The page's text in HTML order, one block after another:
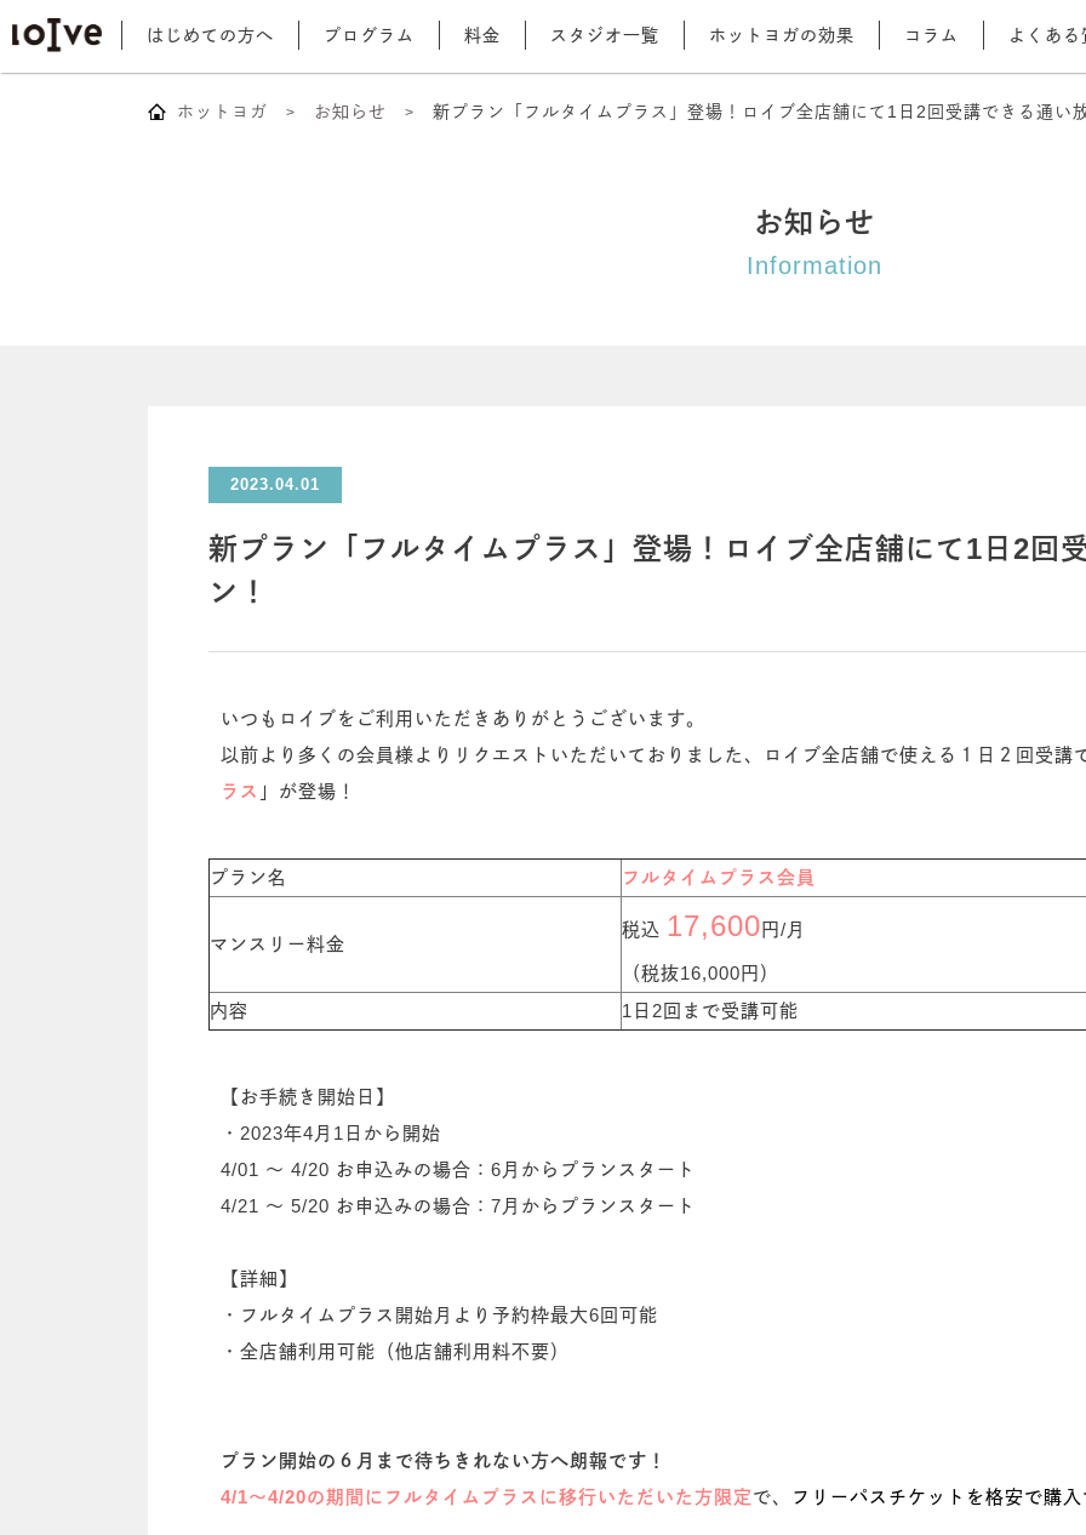
はじめての方へ プログラム 料金 スタジオ一覧 ホットヨガの効果 コラム よくある
ホットヨガ お知らせ 新プラン「フルタイムプラス」登場！ロイブ全店舗にて1日2回受講できる通い
お知らせ
Information
2023.04.01
新プラン「フルタイムプラス」登場！ロイブ全店舗にて1日2回
ン！
いつもロイブをご利用いただきありがとうございます。
以前より多くの会員様よりリクエストいただいておりました、ロイブ全店舗で使える１日２回受講
ラス 」が登場！
プラン名 フルタイムプラス会員
マンスリー料金
税込 17,600円/月
（税抜16,000円）
内容
1日2回まで受講可能
【お手続き開始日】
・2023年4月1日から開始
4/01 ～ 4/20 お申込みの場合：6月からプランスタート
4/21 ～ 5/20 お申込みの場合：7月からプランスタート
【詳細】
・フルタイムプラス開始月より予約枠最大6回可能
・全店舗利用可能（他店舗利用料不要）
プラン開始の６月まで待ちきれない方へ朗報です！
4/1～4/20の期間にフルタイムプラスに移行いただいた方限定で、 フリーパスチケットを格安で購